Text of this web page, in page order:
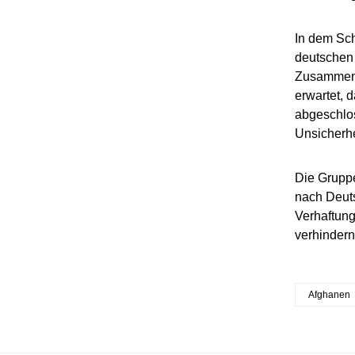
In dem
erwartet,
Die
nach
Afghanen